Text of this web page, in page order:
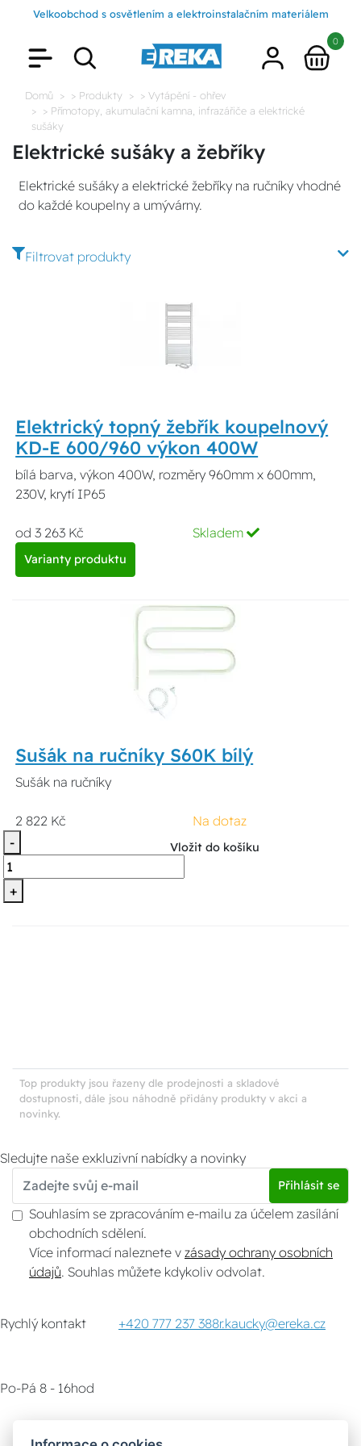
Velkoobchod s osvětlením a elektroinstalačním materiálem
0
Domů > Produkty
> Vytápění - ohřev
> Přímotopy, akumulační kamna, infrazářiče a elektrické
sušáky
Elektrické sušáky a žebříky
Elektrické sušáky a elektrické žebříky na ručníky vhodné
do každé koupelny a umývárny.
Filtrovat produkty
Elektrický topný žebřík koupelnový
KD-E 600/960 výkon 400W
bílá barva, výkon 400W, rozměry 960mm x 600mm,
230V, krytí IP65
od 3 263 Kč Skladem
Varianty produktu
Sušák na ručníky S60K bílý
Sušák na ručníky
2 822 Kč
Na dotaz
-
+
Vložit do košíku
Top produkty jsou řazeny dle prodejnosti a skladové
dostupnosti, dále jsou náhodně přidány produkty v akci a
novinky.
Sledujte naše exkluzivní nabídky a novinky
Přihlásit se
Souhlasím se zpracováním e-mailu za účelem zasílání
obchodních sdělení.
Více informací naleznete v zásady ochrany osobních
údajů . Souhlas můžete kdykoliv odvolat.
Rychlý kontakt +420 777 237 388r.kaucky@ereka.cz
Po-Pá 8 - 16hod